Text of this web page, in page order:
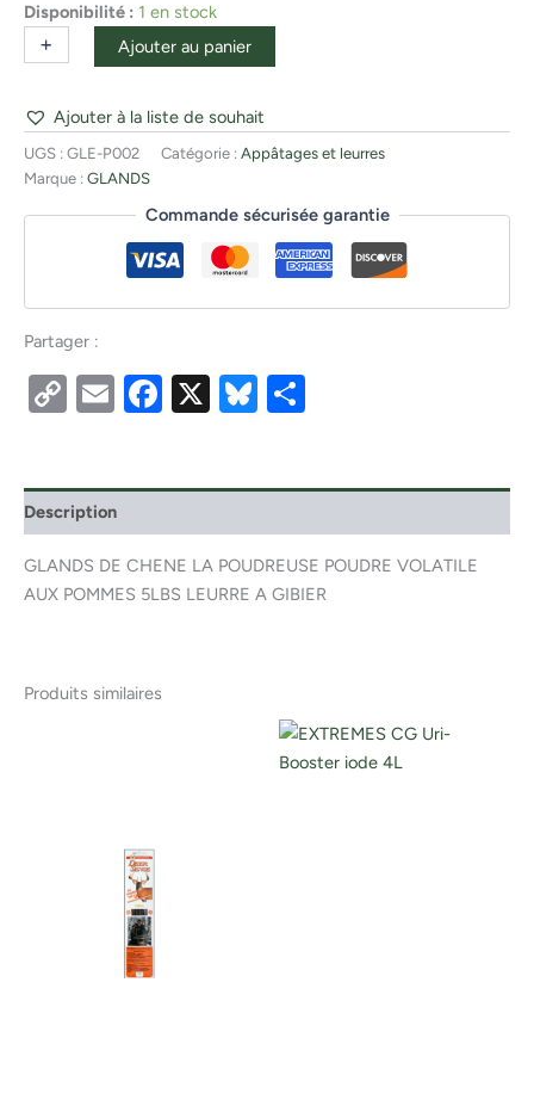
Disponibilité : 1 en stock
-
+ Ajouter au panier
Ajouter à la liste de souhait
UGS : GLE-P002 Catégorie : Appâtages et leurres
Marque : GLANDS
Commande sécurisée garantie
Partager :
CopyEmailFacebook
X Bluesky
Description
GLANDS DE CHENE LA POUDREUSE POUDRE VOLATILE
AUX POMMES 5LBS LEURRE A GIBIER
Produits similaires